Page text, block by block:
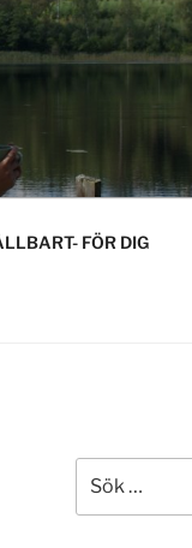
FÖR DIG
efter: